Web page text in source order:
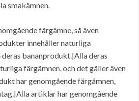
smakämnen.
färgämne, så även
innehåller naturliga
bananprodukt.|Alla deras
färgämnen, och det gäller även
har genomgående färgämnen,
artiklar har genomgående